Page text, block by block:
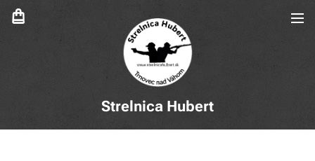
Strelnica Hubert